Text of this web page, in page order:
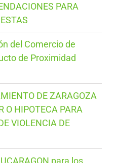
PARA
del Comercio de
de Proximidad
DE ZARAGOZA
O HIPOTECA PARA
VIOLENCIA DE
para los